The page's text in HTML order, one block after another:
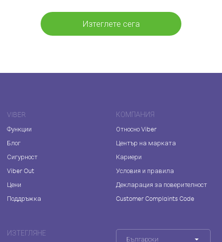
Изтеглете сега
VIBER
Функции
Блог
Сигурност
Viber Out
Цени
Поддръжка
КОМПАНИЯ
Относно Viber
Център на марката
Кариери
Условия и правила
Декларация за поверителност
Customer Complaints Code
ИЗТЕГЛЯНЕ
Български